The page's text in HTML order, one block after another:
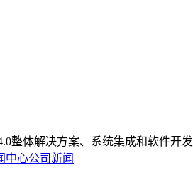
整体解决方案、系统集成和软件开发
中心公司新闻